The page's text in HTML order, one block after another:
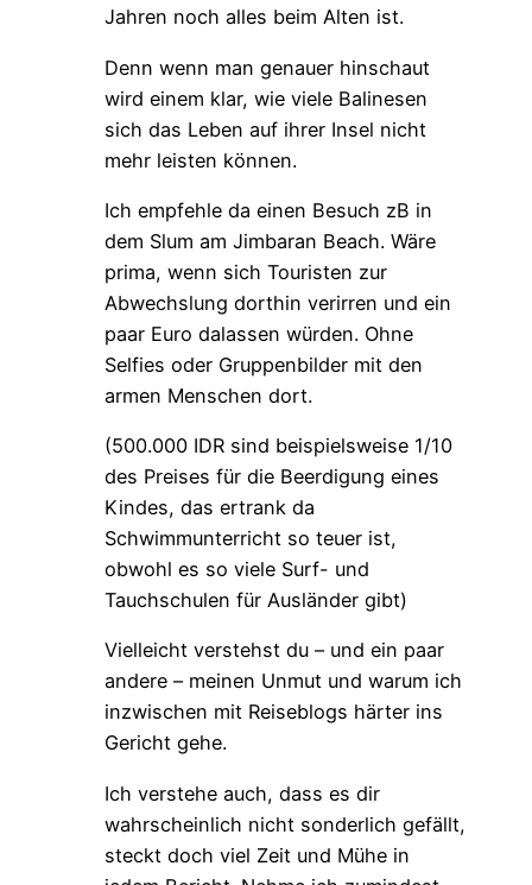
Jahren noch alles beim Alten ist.
Denn wenn man genauer hinschaut
wird einem klar, wie viele Balinesen
sich das Leben auf ihrer Insel nicht
mehr leisten können.
Ich empfehle da einen Besuch zB in
dem Slum am Jimbaran Beach. Wäre
prima, wenn sich Touristen zur
Abwechslung dorthin verirren und ein
paar Euro dalassen würden. Ohne
Selfies oder Gruppenbilder mit den
armen Menschen dort.
(500.000 IDR sind beispielsweise 1/10
des Preises für die Beerdigung eines
Kindes, das ertrank da
Schwimmunterricht so teuer ist,
obwohl es so viele Surf- und
Tauchschulen für Ausländer gibt)
Vielleicht verstehst du – und ein paar
andere – meinen Unmut und warum ich
inzwischen mit Reiseblogs härter ins
Gericht gehe.
Ich verstehe auch, dass es dir
wahrscheinlich nicht sonderlich gefällt,
steckt doch viel Zeit und Mühe in